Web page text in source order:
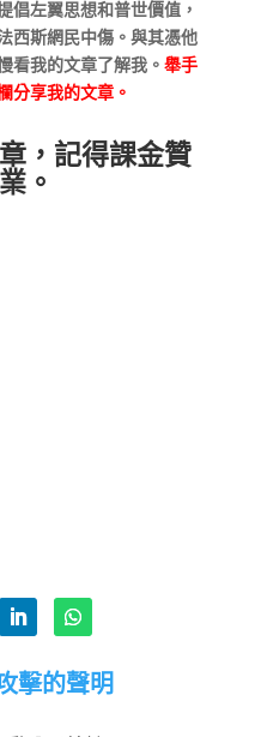
倡左翼思想和普世價值，
西斯網民中傷。與其憑他
看我的文章了解我。 舉手
分享我的文章。
，記得課金贊
。
擊的聲明